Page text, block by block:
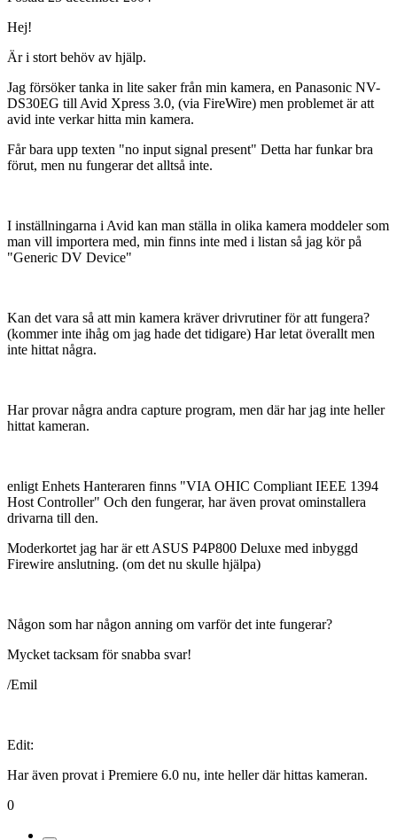
Hej!
Är i stort behöv av hjälp.
Jag försöker tanka in lite saker från min kamera, en Panasonic NV-
DS30EG till Avid Xpress 3.0, (via FireWire) men problemet är att
avid inte verkar hitta min kamera.
Får bara upp texten "no input signal present" Detta har funkar bra
förut, men nu fungerar det alltså inte.
I inställningarna i Avid kan man ställa in olika kamera moddeler som
man vill importera med, min finns inte med i listan så jag kör på
"Generic DV Device"
Kan det vara så att min kamera kräver drivrutiner för att fungera?
(kommer inte ihåg om jag hade det tidigare) Har letat överallt men
inte hittat några.
Har provar några andra capture program, men där har jag inte heller
hittat kameran.
enligt Enhets Hanteraren finns "VIA OHIC Compliant IEEE 1394
Host Controller" Och den fungerar, har även provat ominstallera
drivarna till den.
Moderkortet jag har är ett ASUS P4P800 Deluxe med inbyggd
Firewire anslutning. (om det nu skulle hjälpa)
Någon som har någon anning om varför det inte fungerar?
Mycket tacksam för snabba svar!
/Emil
Edit:
Har även provat i Premiere 6.0 nu, inte heller där hittas kameran.
0